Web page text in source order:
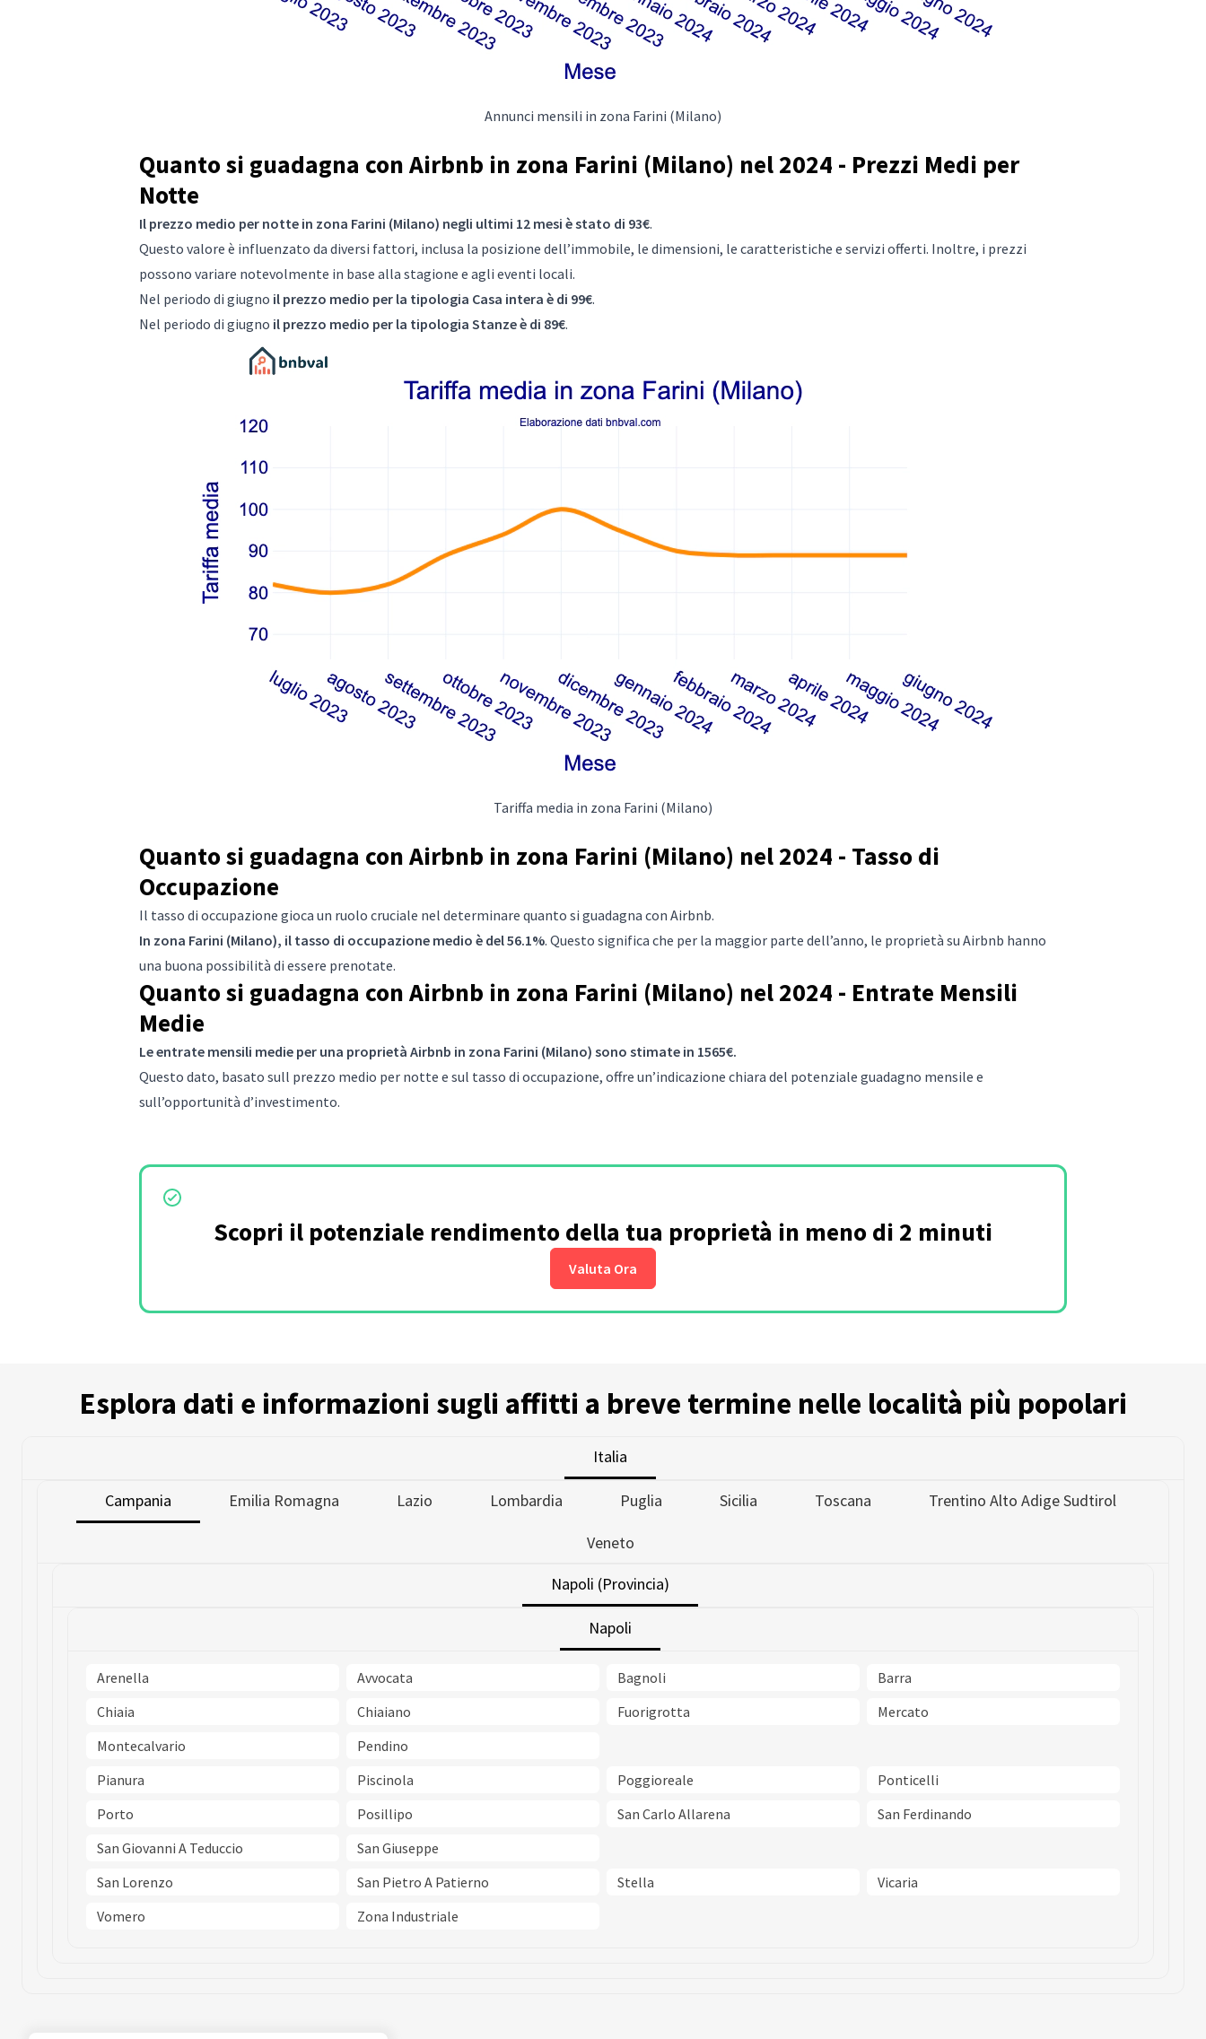
Annunci mensili in zona Farini (Milano)
Quanto si guadagna con Airbnb in zona Farini (Milano) nel 2024 - Prezzi Medi per
Notte
Il prezzo medio per notte in zona Farini (Milano) negli ultimi 12 mesi è stato di 93€.
Questo valore è influenzato da diversi fattori, inclusa la posizione dell’immobile, le dimensioni, le caratteristiche e servizi offerti. Inoltre, i prezzi
possono variare notevolmente in base alla stagione e agli eventi locali.
Nel periodo di giugno il prezzo medio per la tipologia Casa intera è di 99€.
Nel periodo di giugno il prezzo medio per la tipologia Stanze è di 89€.
Tariffa media in zona Farini (Milano)
Quanto si guadagna con Airbnb in zona Farini (Milano) nel 2024 - Tasso di
Occupazione
Il tasso di occupazione gioca un ruolo cruciale nel determinare quanto si guadagna con Airbnb.
In zona Farini (Milano), il tasso di occupazione medio è del 56.1%. Questo significa che per la maggior parte dell’anno, le proprietà su Airbnb hanno
una buona possibilità di essere prenotate.
Quanto si guadagna con Airbnb in zona Farini (Milano) nel 2024 - Entrate Mensili
Medie
Le entrate mensili medie per una proprietà Airbnb in zona Farini (Milano) sono stimate in 1565€.
Questo dato, basato sull prezzo medio per notte e sul tasso di occupazione, offre un’indicazione chiara del potenziale guadagno mensile e
sull’opportunità d’investimento.
Scopri il potenziale rendimento della tua proprietà in meno di 2 minuti
Valuta Ora
Esplora dati e informazioni sugli affitti a breve termine nelle località più popolari
Italia
Campania Emilia Romagna Lazio Lombardia Puglia Sicilia Toscana Trentino Alto Adige Sudtirol
Veneto
Napoli (Provincia)
Napoli
Arenella Avvocata Bagnoli
Barra
Chiaia
Chiaiano Fuorigrotta
Mercato
Montecalvario
Pendino
Pianura
Piscinola Poggioreale
Ponticelli
Porto
Posillipo San Carlo Allarena
San Ferdinando
San Giovanni A Teduccio
San Giuseppe
San Lorenzo
San Pietro A Patierno Stella
Vicaria
Vomero
Zona Industriale